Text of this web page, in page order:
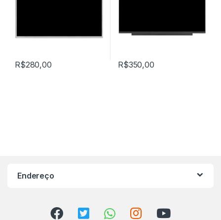
R$280,00 R$350,00
Endereço